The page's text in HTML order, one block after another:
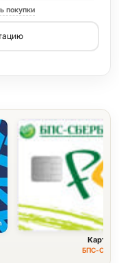
покупки
Карта
БПС-